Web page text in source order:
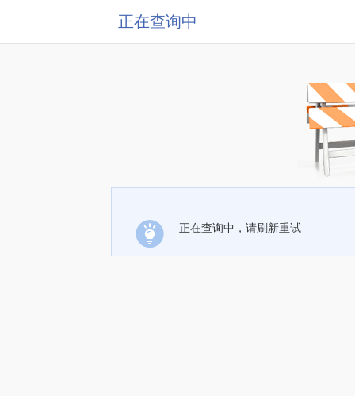
正在查询中
正在查询中，请刷新重试